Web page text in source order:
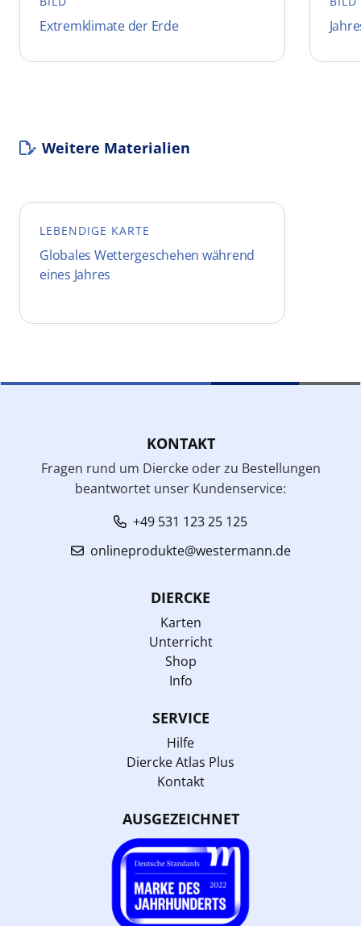
Extremklimate der Erde
Weitere Materialien
LEBENDIGE KARTE
Globales Wettergeschehen während
eines Jahres
KONTAKT
Fragen rund um Diercke oder zu Bestellungen
beantwortet unser Kundenservice:
+49 531 123 25 125
onlineprodukte@westermann.de
DIERCKE
Karten
Unterricht
Shop
Info
SERVICE
Hilfe
Diercke Atlas Plus
Kontakt
AUSGEZEICHNET